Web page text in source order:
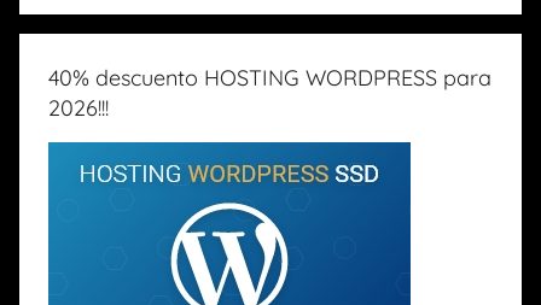
40% descuento HOSTING WORDPRESS para
2026!!!